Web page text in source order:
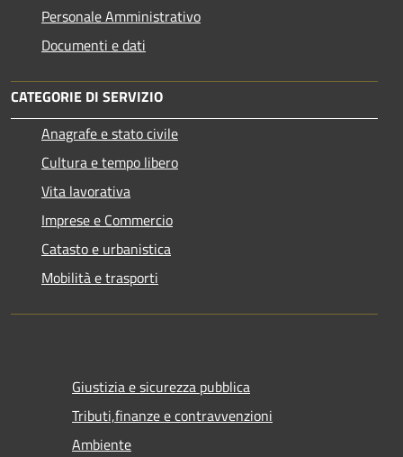
Personale Amministrativo
Documenti e dati
CATEGORIE DI SERVIZIO
Anagrafe e stato civile
Cultura e tempo libero
Vita lavorativa
Imprese e Commercio
Catasto e urbanistica
Mobilità e trasporti
Giustizia e sicurezza pubblica
Tributi,finanze e contravvenzioni
Ambiente